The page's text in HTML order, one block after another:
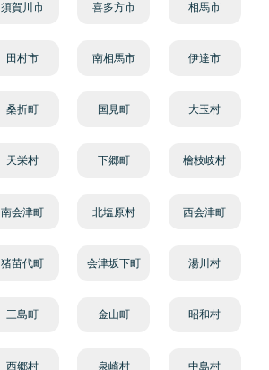
須賀川市 喜多方市 相馬市
田村市 南相馬市 伊達市
桑折町 国見町 大玉村
天栄村 下郷町 檜枝岐村
南会津町 北塩原村 西会津町
猪苗代町 会津坂下町 湯川村
三島町 金山町 昭和村
西郷村 泉崎村 中島村